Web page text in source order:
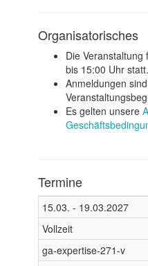
Organisatorisches
Die
bis 15:00 Uhr statt.
Anmeldungen
Es gelten unsere
Termine
15.03. - 19.03.2027
Vollzeit
ga-expertise-271-v